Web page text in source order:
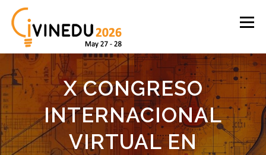
content
Menu
English Español Proceedings Login
X CONGRESO
INTERNACIONAL
VIRTUAL EN